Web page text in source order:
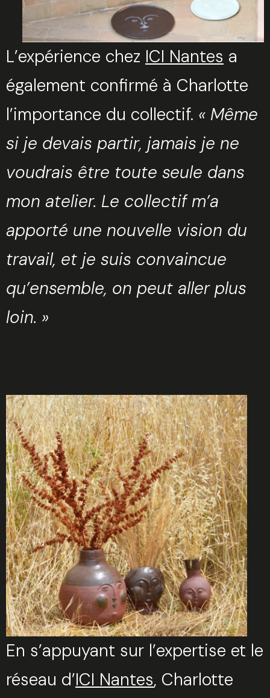
L’expérience chez ICI Nantes a
également confirmé à Charlotte
l’importance du collectif. « Même
si je devais partir, jamais je ne
voudrais être toute seule dans
mon atelier. Le collectif m’a
apporté une nouvelle vision du
travail, et je suis convaincue
qu’ensemble, on peut aller plus
loin. »
En s’appuyant sur l’expertise et le
réseau d’ICI Nantes, Charlotte